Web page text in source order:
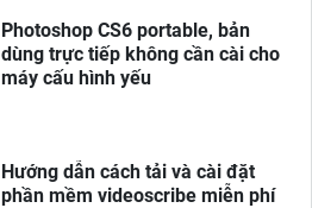
Photoshop CS6 portable, bản
dùng trực tiếp không cần cài cho
máy cấu hình yếu
Hướng dẫn cách tải và cài đặt
phần mềm videoscribe miễn phí